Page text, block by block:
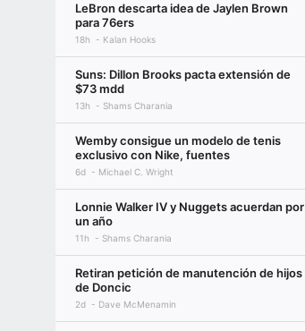
LeBron descarta idea de Jaylen Brown
para 76ers
18h Kalan Hooks
Suns: Dillon Brooks pacta extensión de
$73 mdd
13h Shams Charania
Wemby consigue un modelo de tenis
exclusivo con Nike, fuentes
6d Michael C. Wright
Lonnie Walker IV y Nuggets acuerdan por
un año
11h Shams Charania
Retiran petición de manutención de hijos
de Doncic
2d Dave McMenamin